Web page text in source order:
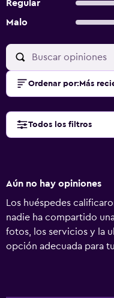
Regular
Malo
Ordenar por: Más
Todos los filtros
Aún no hay opiniones
Los huéspedes
nadie ha compartido
fotos, los servicios y la
opción adecuada para